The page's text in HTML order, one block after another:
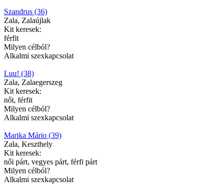
Szandrus (36)
Zala, Zalaújlak
Kit keresek:
férfit
Milyen célból?
Alkalmi szexkapcsolat
Luu! (38)
Zala, Zalaegerszeg
Kit keresek:
nőt, férfit
Milyen célból?
Alkalmi szexkapcsolat
Marika Mário (39)
Zala, Keszthely
Kit keresek:
női párt, vegyes párt, férfi párt
Milyen célból?
Alkalmi szexkapcsolat